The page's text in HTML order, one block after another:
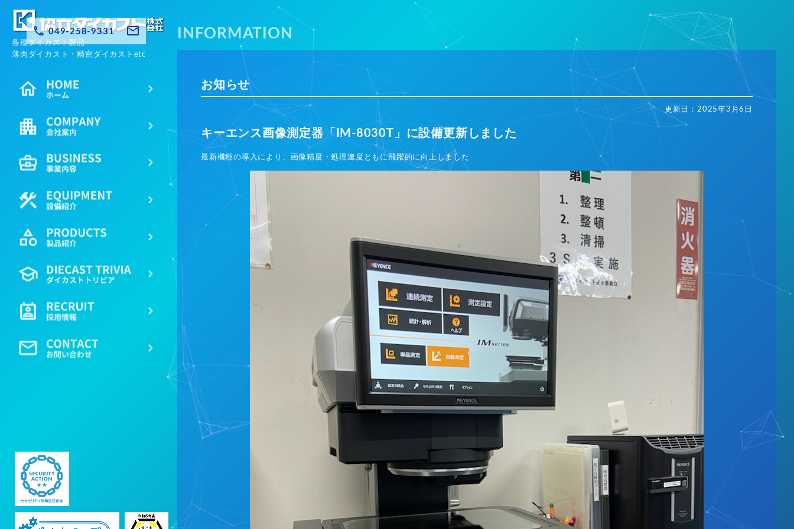
049-258-9331
各種ダイカスト製品
薄肉ダイカスト・精密ダイカストetc
INFORMATION
お知らせ
更新日： 2025年3月6日
キーエンス画像測定器「IM-8030T」に設備更新しました
最新機種の導入により、画像精度・処理速度ともに飛躍的に向上しました